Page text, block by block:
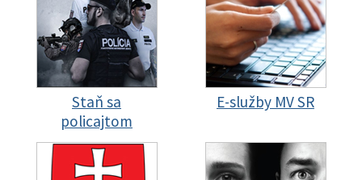
Staň sa
policajtom
E-služby MV SR